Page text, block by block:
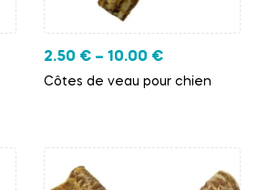
2.50 € – 10.00 €
Côtes de veau pour chien